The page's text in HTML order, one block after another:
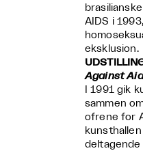
AIDS i
eksklusion.
Against
I 1991 gik
sammen
ofrene for